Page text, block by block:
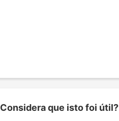
Considera que isto foi útil?